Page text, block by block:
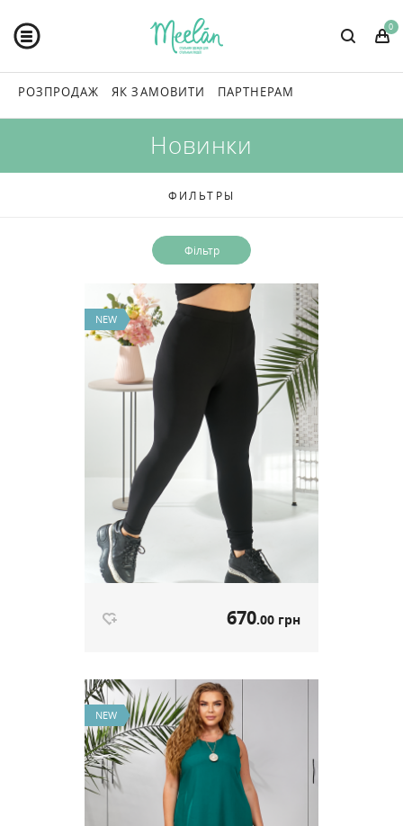
0
РОЗПРОДАЖ ЯК ЗАМОВИТИ ПАРТНЕРАМ
Новинки
ФИЛЬТРЫ
NEW
670.00 грн
Довгі лосини з високою посадкою
чорний артикул 625
Ціна 670
NEW